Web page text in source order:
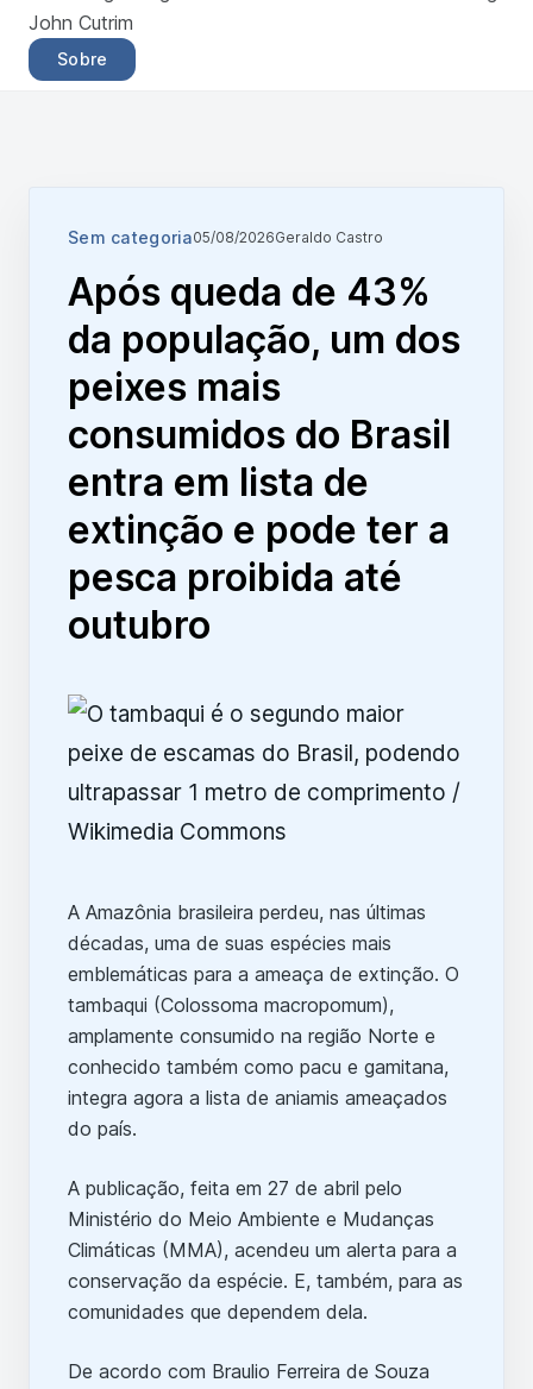
John Cutrim
Sobre
Sem categoria05/08/2026Geraldo Castro
Após queda de 43%
da população, um dos
peixes mais
consumidos do Brasil
entra em lista de
extinção e pode ter a
pesca proibida até
outubro
A Amazônia brasileira perdeu, nas últimas
décadas, uma de suas espécies mais
emblemáticas para a ameaça de extinção. O
tambaqui (Colossoma macropomum),
amplamente consumido na região Norte e
conhecido também como pacu e gamitana,
integra agora a lista de aniamis ameaçados
do país.
A publicação, feita em 27 de abril pelo
Ministério do Meio Ambiente e Mudanças
Climáticas (MMA), acendeu um alerta para a
conservação da espécie. E, também, para as
comunidades que dependem dela.
De acordo com Braulio Ferreira de Souza